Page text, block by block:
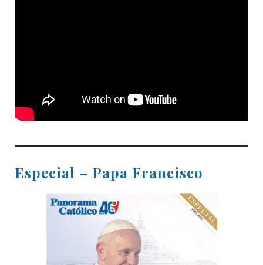
Especial – Papa Francisco